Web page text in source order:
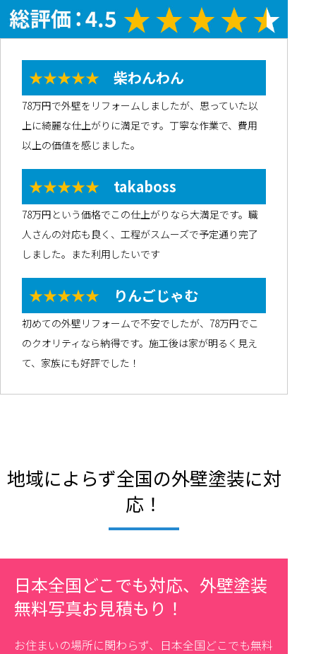
★★★★★ 柴わんわん
78万円で外壁をリフォームしましたが、思っていた以
上に綺麗な仕上がりに満足です。丁寧な作業で、費用
以上の価値を感じました。
★★★★★ takaboss
78万円という価格でこの仕上がりなら大満足です。職
人さんの対応も良く、工程がスムーズで予定通り完了
しました。また利用したいです
★★★★★ りんごじゃむ
初めての外壁リフォームで不安でしたが、78万円でこ
のクオリティなら納得です。施工後は家が明るく見え
て、家族にも好評でした！
地域によらず全国の外壁塗装に対
応！
日本全国どこでも対応、外壁塗装
無料写真お見積もり！
お住まいの場所に関わらず、日本全国どこでも無料